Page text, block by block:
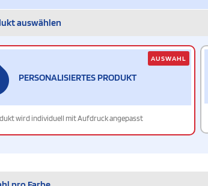
auswählen
PERSONALISIERTES PRODUKT
wird individuell mit Aufdruck angepasst
AUSWAHL